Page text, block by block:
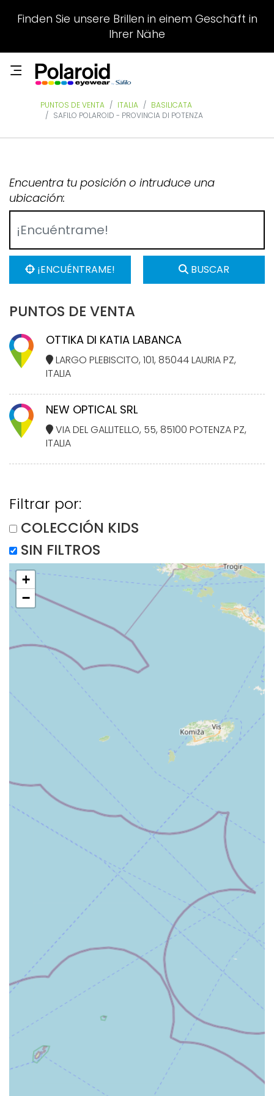
Finden Sie unsere Brillen in einem Geschäft in
Ihrer Nähe
PUNTOS DE VENTA ITALIA
BASILICATA
SAFILO POLAROID - PROVINCIA DI POTENZA
Encuentra tu posición o intruduce una
ubicación:
¡ENCUÉNTRAME! BUSCAR
PUNTOS DE VENTA
OTTIKA DI KATIA LABANCA
LARGO PLEBISCITO, 101, 85044 LAURIA PZ,
ITALIA
NEW OPTICAL SRL
VIA DEL GALLITELLO, 55, 85100 POTENZA PZ,
ITALIA
Filtrar por:
COLECCIÓN KIDS
SIN FILTROS
+
−